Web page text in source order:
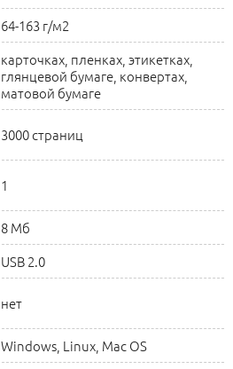
64-163 г/м2
карточках, пленках, этикетках,
глянцевой бумаге, конвертах,
матовой бумаге
3000 страниц
1
8 Мб
USB 2.0
нет
Windows, Linux, Mac OS